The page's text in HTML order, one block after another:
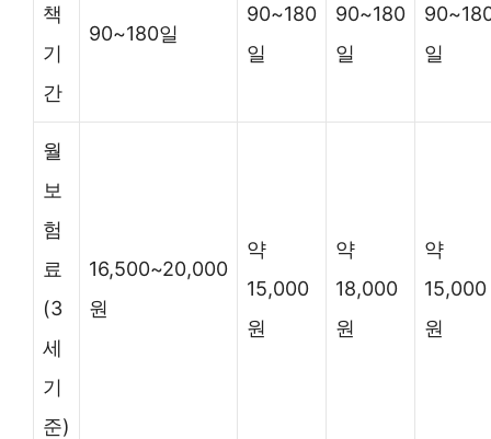
책
기
간
90~180일
90~180
일
90~180
일
일
월
보
험
료
(3
세
기
준)
16,500~20,000
원
약
15,000
원
약
18,000
원
약
15,000
원